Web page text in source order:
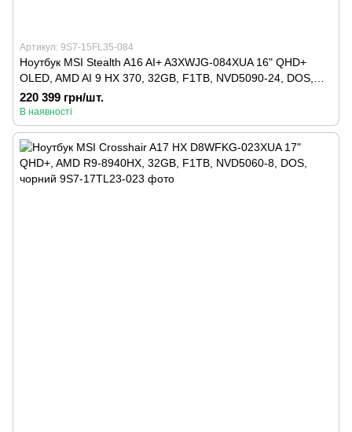
Артикул: 9S7-15FL35-084
Ноутбук MSI Stealth A16 AI+ A3XWJG-084XUA 16" QHD+
OLED, AMD AI 9 HX 370, 32GB, F1TB, NVD5090-24, DOS,
чорний
220 399 грн/шт.
В наявності